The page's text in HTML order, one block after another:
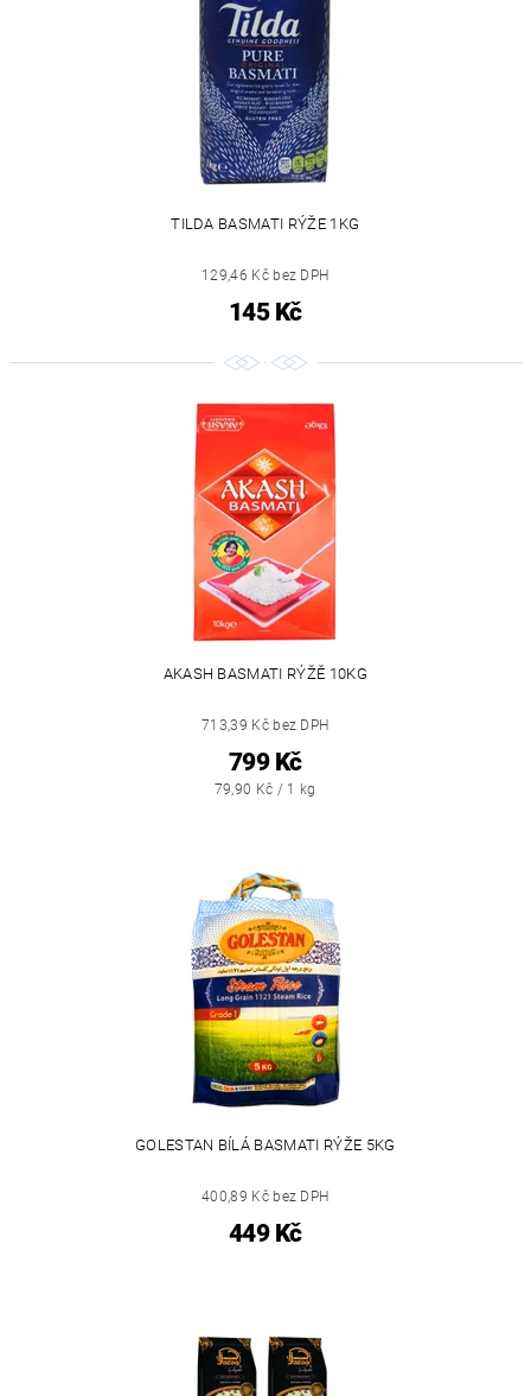
TILDA BASMATI RÝŽE 1KG
129,46 Kč bez DPH
145 Kč
AKASH BASMATI RÝŽĚ 10KG
713,39 Kč bez DPH
799 Kč
79,90 Kč / 1 kg
GOLESTAN BÍLÁ BASMATI RÝŽE 5KG
400,89 Kč bez DPH
449 Kč